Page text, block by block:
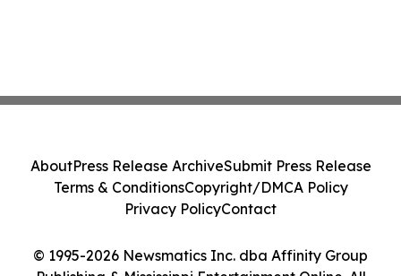
© 1995-2026 Newsmatics Inc. dba Affinity Group
AboutPress Release ArchiveSubmit Press Release
Terms & ConditionsCopyright/DMCA Policy
Privacy PolicyContact